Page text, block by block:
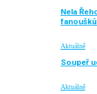
Nela
fanoušků
Aktuálně
Soupeř
Aktuálně